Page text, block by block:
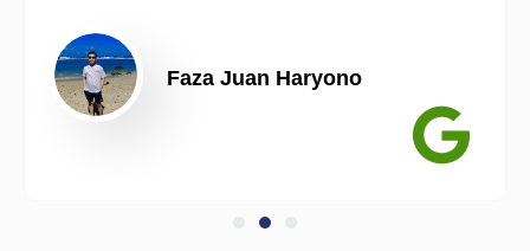
Faza Juan Haryono